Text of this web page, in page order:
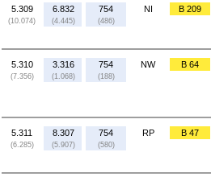
5.309
(10.074)
6.832
(4.445)
754
(486)
NI B 209
5.310
(7.356)
3.316
(1.068)
754
(188)
NW B 64
5.311
(6.285)
8.307
(5.907)
754
(580)
RP B 47